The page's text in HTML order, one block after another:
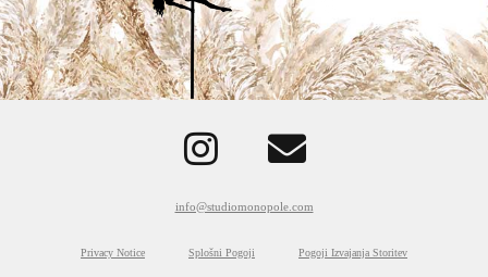
Privacy Notice Splošni Pogoji Pogoji Izvajanja Storitev
info@studiomonopole.com